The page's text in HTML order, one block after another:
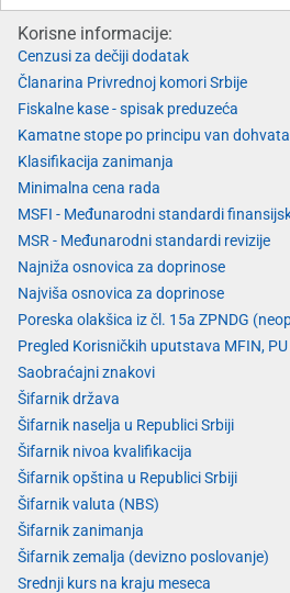
Korisne informacije:
Cenzusi za dečiji dodatak
Članarina Privrednoj komori Srbije
Fiskalne kase - spisak preduzeća
Kamatne stope po principu van
Klasifikacija zanimanja
Minimalna cena rada
MSFI - Međunarodni standardi
MSR - Međunarodni standardi revizije
Najniža osnovica za doprinose
Najviša osnovica za doprinose
Poreska olakšica iz čl. 15a ZPNDG
Pregled Korisničkih uputstava MFIN, PU
Saobraćajni znakovi
Šifarnik država
Šifarnik naselja u Republici Srbiji
Šifarnik nivoa kvalifikacija
Šifarnik opština u Republici Srbiji
Šifarnik valuta (NBS)
Šifarnik zanimanja
Šifarnik zemalja (devizno poslovanje)
Srednji kurs na kraju meseca